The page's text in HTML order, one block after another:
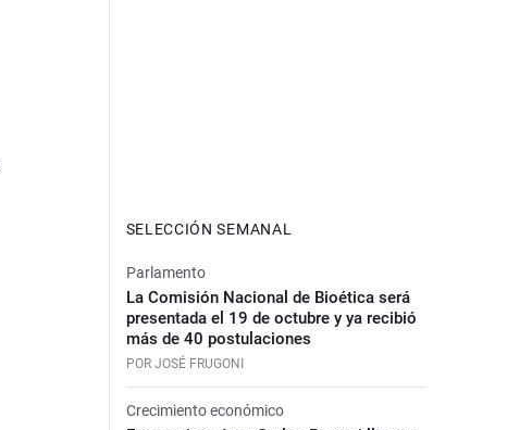
SELECCIÓN SEMANAL
Parlamento
La Comisión Nacional de Bioética será
presentada el 19 de octubre y ya recibió
más de 40 postulaciones
POR JOSÉ FRUGONI
Crecimiento económico